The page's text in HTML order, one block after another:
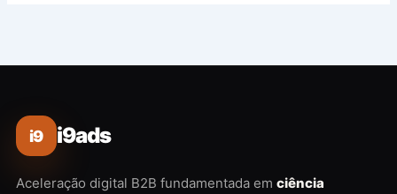
i9 i9ads
Aceleração digital B2B fundamentada em ciência